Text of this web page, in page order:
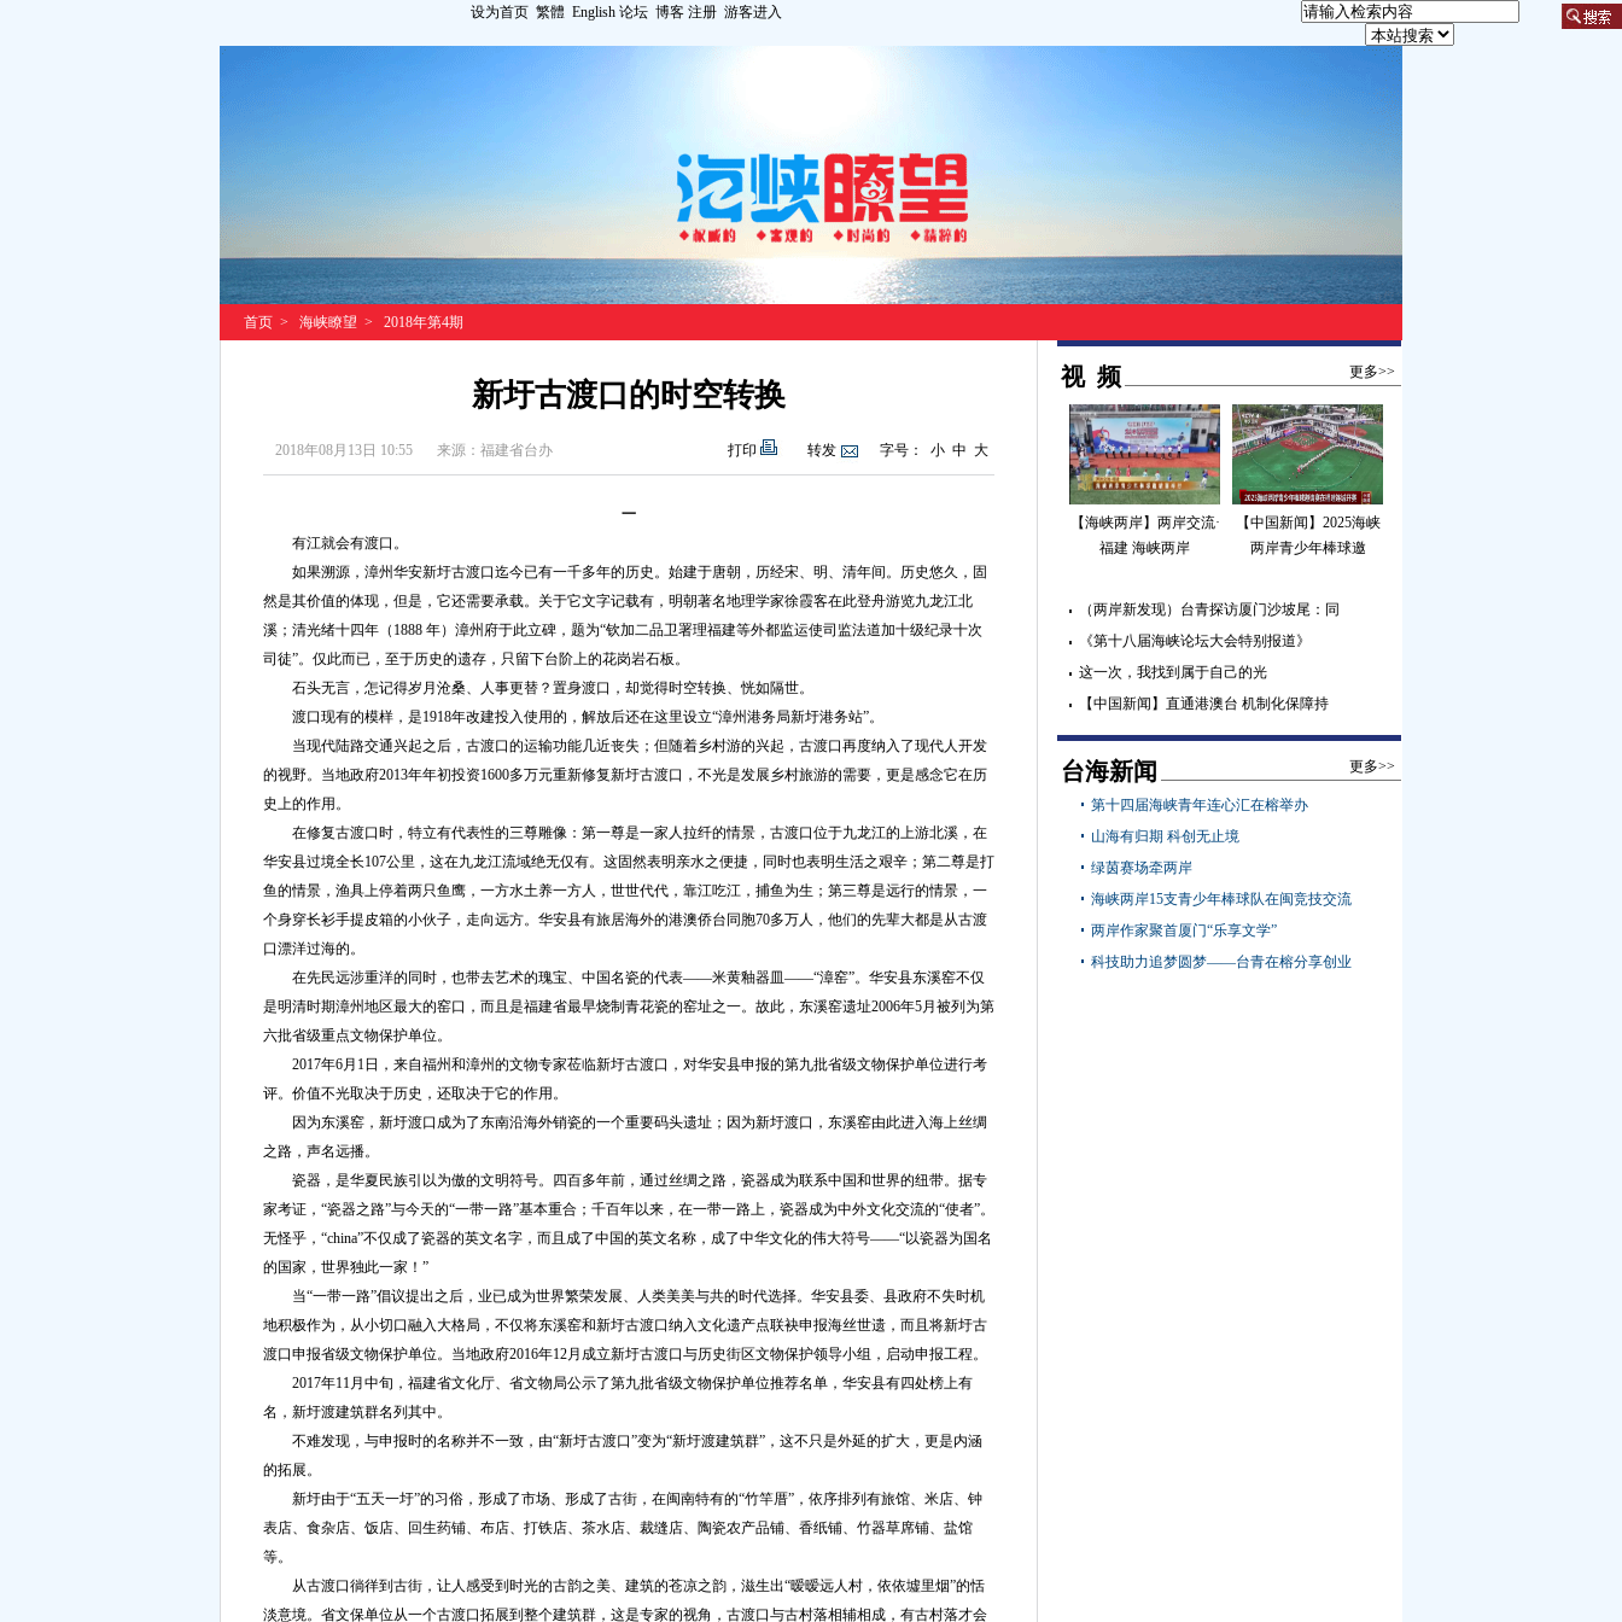
设为首页 繁體 English 论坛 博客 注册 游客进入
首页 > 海峡瞭望 > 2018年第4期
新圩古渡口的时空转换
2018年08月13日 10:55 来源：福建省台办 字号： 小 中 大
转发
打印
一
有江就会有渡口。
如果溯源，漳州华安新圩古渡口迄今已有一千多年的历史。始建于唐朝，历经宋、明、清年间。历史悠久，固
然是其价值的体现，但是，它还需要承载。关于它文字记载有，明朝著名地理学家徐霞客在此登舟游览九龙江北
溪；清光绪十四年（1888 年）漳州府于此立碑，题为“钦加二品卫署理福建等外都监运使司监法道加十级纪录十次
司徒”。仅此而已，至于历史的遗存，只留下台阶上的花岗岩石板。
石头无言，怎记得岁月沧桑、人事更替？置身渡口，却觉得时空转换、恍如隔世。
渡口现有的模样，是1918年改建投入使用的，解放后还在这里设立“漳州港务局新圩港务站”。
当现代陆路交通兴起之后，古渡口的运输功能几近丧失；但随着乡村游的兴起，古渡口再度纳入了现代人开发
的视野。当地政府2013年年初投资1600多万元重新修复新圩古渡口，不光是发展乡村旅游的需要，更是感念它在历
史上的作用。
在修复古渡口时，特立有代表性的三尊雕像：第一尊是一家人拉纤的情景，古渡口位于九龙江的上游北溪，在
华安县过境全长107公里，这在九龙江流域绝无仅有。这固然表明亲水之便捷，同时也表明生活之艰辛；第二尊是打
鱼的情景，渔具上停着两只鱼鹰，一方水土养一方人，世世代代，靠江吃江，捕鱼为生；第三尊是远行的情景，一
个身穿长衫手提皮箱的小伙子，走向远方。华安县有旅居海外的港澳侨台同胞70多万人，他们的先辈大都是从古渡
口漂洋过海的。
在先民远涉重洋的同时，也带去艺术的瑰宝、中国名瓷的代表——米黄釉器皿——“漳窑”。华安县东溪窑不仅
是明清时期漳州地区最大的窑口，而且是福建省最早烧制青花瓷的窑址之一。故此，东溪窑遗址2006年5月被列为第
六批省级重点文物保护单位。
2017年6月1日，来自福州和漳州的文物专家莅临新圩古渡口，对华安县申报的第九批省级文物保护单位进行考
评。价值不光取决于历史，还取决于它的作用。
因为东溪窑，新圩渡口成为了东南沿海外销瓷的一个重要码头遗址；因为新圩渡口，东溪窑由此进入海上丝绸
之路，声名远播。
瓷器，是华夏民族引以为傲的文明符号。四百多年前，通过丝绸之路，瓷器成为联系中国和世界的纽带。据专
家考证，“瓷器之路”与今天的“一带一路”基本重合；千百年以来，在一带一路上，瓷器成为中外文化交流的“使者”。
无怪乎，“china”不仅成了瓷器的英文名字，而且成了中国的英文名称，成了中华文化的伟大符号——“以瓷器为国名
的国家，世界独此一家！”
当“一带一路”倡议提出之后，业已成为世界繁荣发展、人类美美与共的时代选择。华安县委、县政府不失时机
地积极作为，从小切口融入大格局，不仅将东溪窑和新圩古渡口纳入文化遗产点联袂申报海丝世遗，而且将新圩古
渡口申报省级文物保护单位。当地政府2016年12月成立新圩古渡口与历史街区文物保护领导小组，启动申报工程。
2017年11月中旬，福建省文化厅、省文物局公示了第九批省级文物保护单位推荐名单，华安县有四处榜上有
名，新圩渡建筑群名列其中。
不难发现，与申报时的名称并不一致，由“新圩古渡口”变为“新圩渡建筑群”，这不只是外延的扩大，更是内涵
的拓展。
新圩由于“五天一圩”的习俗，形成了市场、形成了古街，在闽南特有的“竹竿厝”，依序排列有旅馆、米店、钟
表店、食杂店、饭店、回生药铺、布店、打铁店、茶水店、裁缝店、陶瓷农产品铺、香纸铺、竹器草席铺、盐馆
等。
从古渡口徜徉到古街，让人感受到时光的古韵之美、建筑的苍凉之韵，滋生出“暧暧远人村，依依墟里烟”的恬
淡意境。省文保单位从一个古渡口拓展到整个建筑群，这是专家的视角，古渡口与古村落相辅相成，有古村落才会
视 频 更多>>
【海峡两岸】两岸交流·
福建 海峡两岸
【中国新闻】2025海峡
两岸青少年棒球邀
（两岸新发现）台青探访厦门沙坡尾：同
《第十八届海峡论坛大会特别报道》
这一次，我找到属于自己的光
【中国新闻】直通港澳台 机制化保障持
台海新闻 更多>>
第十四届海峡青年连心汇在榕举办
山海有归期 科创无止境
绿茵赛场牵两岸
海峡两岸15支青少年棒球队在闽竞技交流
两岸作家聚首厦门“乐享文学”
科技助力追梦圆梦——台青在榕分享创业